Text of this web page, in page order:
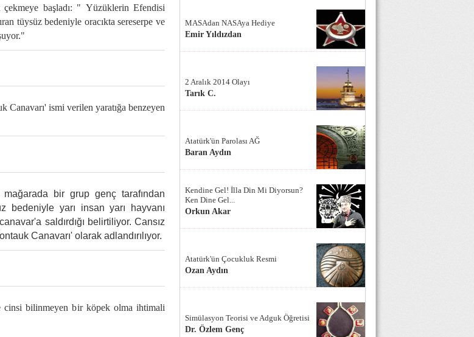
başladı: " Yüzüklerin Efendisi
tüysüz bedeniyle oracıkta sereserpe ve
ismi verilen yaratığa benzeyen
bir grup genç tarafından
bedeniyle yarı insan yarı hayvanı
saldırdığı belirtiliyor. Cansız
Canavarı' olarak adlandırılıyor.
cinsi bilinmeyen bir köpek olma ihtimali
MASAdan NASAya Hediye
Emir Yıldızdan
2 Aralık 2014 Olayı
Tarık C.
Atatürk'ün Parolası AĞ
Baran Aydın
Kendine Gel! İlla Din Mi Diyorsun?
Ken Dine Gel...
Orkun Akar
Atatürk'ün Çocukluk Resmi
Ozan Aydın
Simülasyon Teorisi ve Adguk Öğretisi
Dr. Özlem Genç